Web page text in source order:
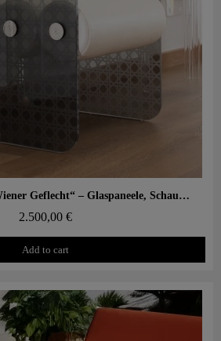
Aperçu rapide Designstuhl MW04 „Wiener Geflecht“ – Glaspaneele, Schaumsitz
2.500,00 €
Add to cart